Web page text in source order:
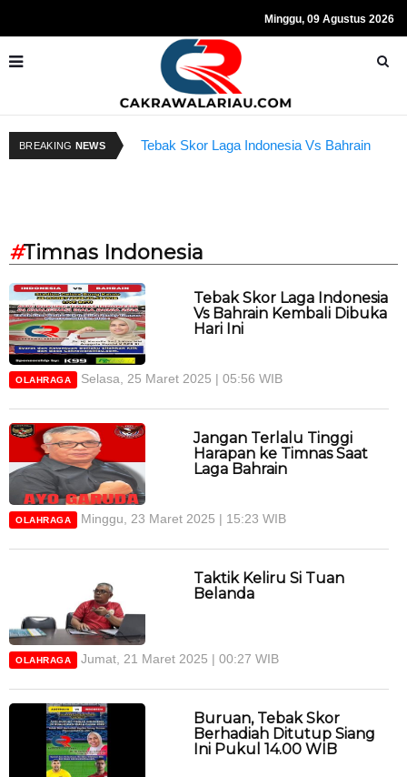
Minggu, 09 Agustus 2026
BREAKING NEWS
Tebak Skor Laga Indonesia Vs Bahrain
#Timnas Indonesia
Tebak Skor Laga Indonesia
Vs Bahrain Kembali Dibuka
Hari Ini
OLAHRAGA Selasa, 25 Maret 2025 | 05:56 WIB
Jangan Terlalu Tinggi
Harapan ke Timnas Saat
Laga Bahrain
OLAHRAGA Minggu, 23 Maret 2025 | 15:23 WIB
Taktik Keliru Si Tuan
Belanda
OLAHRAGA Jumat, 21 Maret 2025 | 00:27 WIB
Buruan, Tebak Skor
Berhadiah Ditutup Siang
Ini Pukul 14.00 WIB